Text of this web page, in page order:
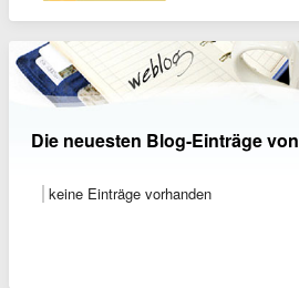
Die neuesten Blog-Einträge von
keine Einträge vorhanden